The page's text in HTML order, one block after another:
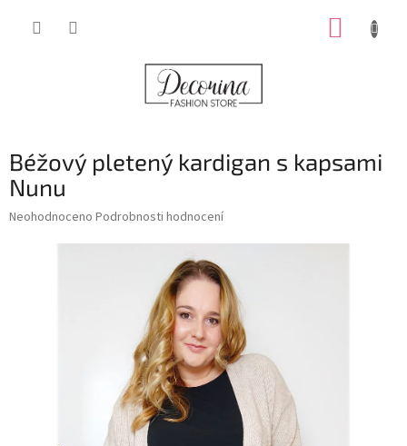
Béžový pletený kardigan s kapsami
Nunu
Průměrné
Neohodnoceno Podrobnosti hodnocení